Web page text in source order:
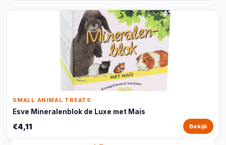
SMALL ANIMAL TREATS
Esve Mineralenblok de Luxe met Mais
€4,11 Bekijk